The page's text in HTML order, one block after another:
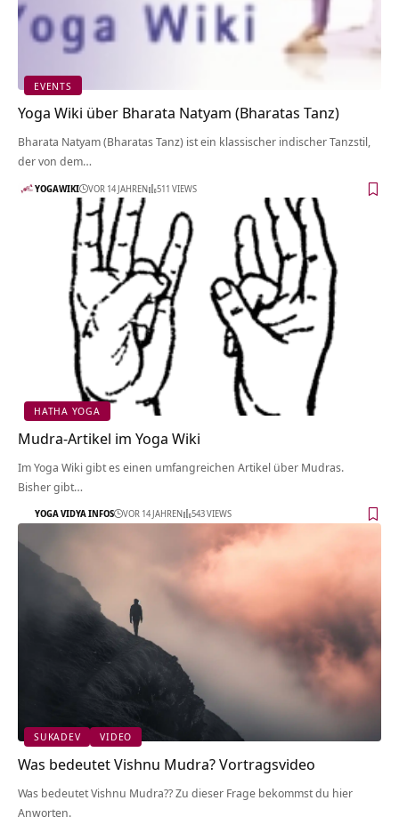
EVENTS
Yoga Wiki über Bharata Natyam (Bharatas Tanz)
Bharata Natyam (Bharatas Tanz) ist ein klassischer indischer Tanzstil,
der von dem…
YOGAWIKI VOR 14 JAHREN 511 VIEWS
HATHA YOGA
Mudra-Artikel im Yoga Wiki
Im Yoga Wiki gibt es einen umfangreichen Artikel über Mudras.
Bisher gibt…
YOGA VIDYA INFOS VOR 14 JAHREN 543 VIEWS
SUKADEV VIDEO
Was bedeutet Vishnu Mudra? Vortragsvideo
Was bedeutet Vishnu Mudra?? Zu dieser Frage bekommst du hier
Anworten.